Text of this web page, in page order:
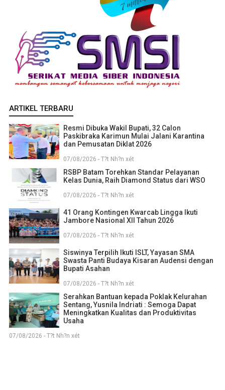
ARTIKEL TERBARU
Resmi Dibuka Wakil Bupati, 32 Calon
Paskibraka Karimun Mulai Jalani Karantina
dan Pemusatan Diklat 2026
07/08/2026 - T?t Nh?n xét
RSBP Batam Torehkan Standar Pelayanan
Kelas Dunia, Raih Diamond Status dari WSO
07/08/2026 - T?t Nh?n xét
41 Orang Kontingen Kwarcab Lingga Ikuti
Jambore Nasional XII Tahun 2026
07/08/2026 - T?t Nh?n xét
Siswinya Terpilih Ikuti ISLT, Yayasan SMA
Swasta Panti Budaya Kisaran Audensi dengan
Bupati Asahan
07/08/2026 - T?t Nh?n xét
Serahkan Bantuan kepada Poklak Kelurahan
Sentang, Yusnila Indriati : Semoga Dapat
Meningkatkan Kualitas dan Produktivitas
Usaha
07/08/2026 - T?t Nh?n xét